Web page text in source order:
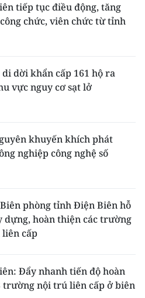
tiếp tục điều động, tăng
chức, viên chức từ tỉnh
di dời khẩn cấp 161 hộ ra
vực nguy cơ sạt lở
khuyến khích phát
nghiệp công nghệ số
phòng tỉnh Điện Biên hỗ
dựng, hoàn thiện các trường
cấp
Đẩy nhanh tiến độ hoàn
trường nội trú liên cấp ở biên